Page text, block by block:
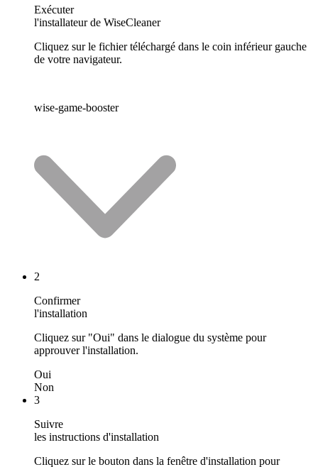
Exécuter
l'installateur de WiseCleaner
Cliquez sur le fichier téléchargé dans le coin inférieur gauche
de votre navigateur.
wise-game-booster
2
Confirmer
l'installation
Cliquez sur "Oui" dans le dialogue du système pour
approuver l'installation.
Oui
Non
3
Suivre
les instructions d'installation
Cliquez sur le bouton dans la fenêtre d'installation pour